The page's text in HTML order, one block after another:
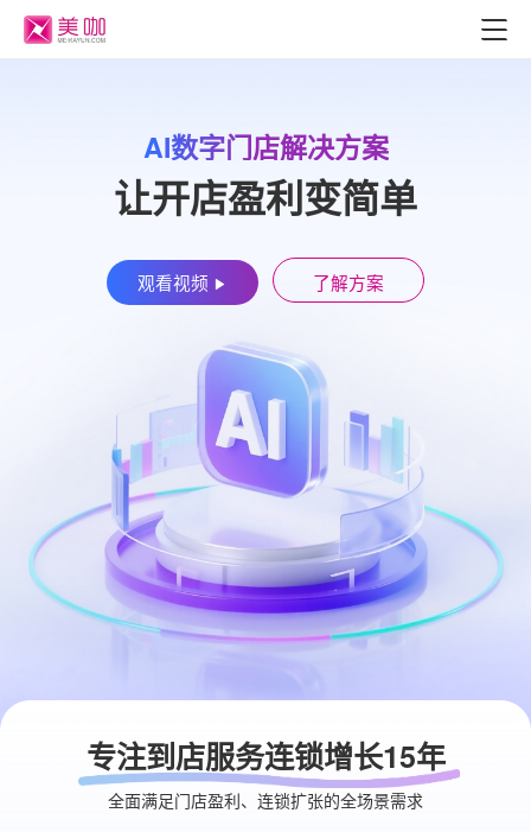
AI数字门店解决方案
让开店盈利变简单
观看视频 了解方案
专注到店服务连锁增长15年
全面满足门店盈利、连锁扩张的全场景需求